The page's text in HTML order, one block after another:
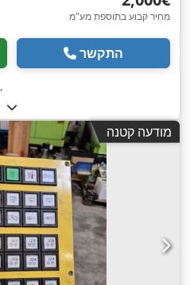
מחיר קבוע בתוספת מע"מ
התקשר
,
מודעה קטנה